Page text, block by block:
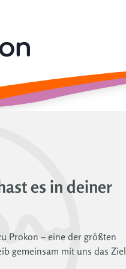
es in deiner
Prokon – eine der größten
gemeinsam mit uns das Ziel